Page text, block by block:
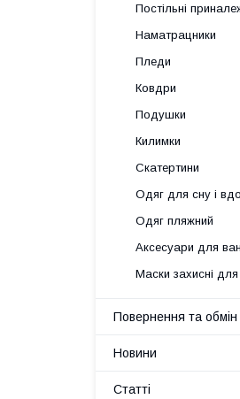
Постільні
Наматрацники
Пледи
Ковдри
Подушки
Килимки
Скатертини
Одяг для сну і
Одяг пляжний
Аксесуари для
Маски захисні
Повернення та обмін
Новини
Статті